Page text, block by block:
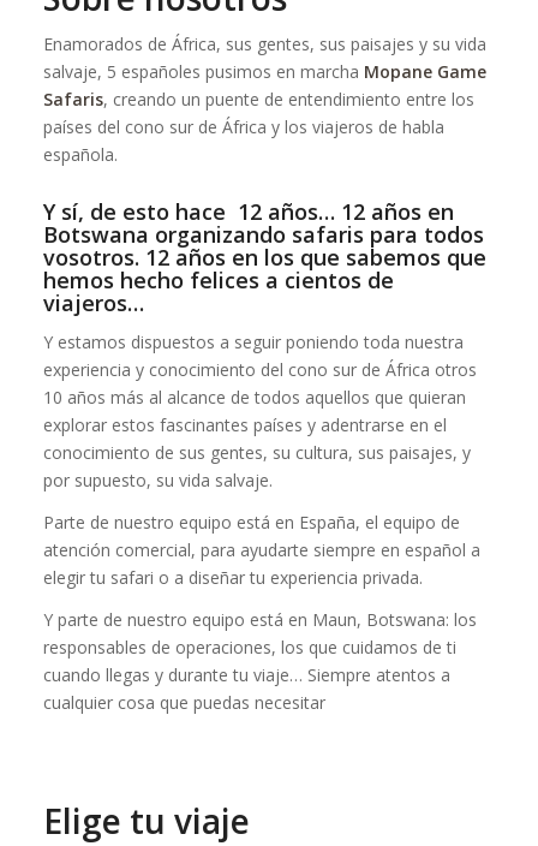
Enamorados de África, sus gentes, sus paisajes y su vida
salvaje, 5 españoles pusimos en marcha Mopane Game
Safaris, creando un puente de entendimiento entre los
países del cono sur de África y los viajeros de habla
española.
Y sí, de esto hace 12 años… 12 años en
Botswana organizando safaris para todos
vosotros. 12 años en los que sabemos que
hemos hecho felices a cientos de
viajeros…
Y estamos dispuestos a seguir poniendo toda nuestra
experiencia y conocimiento del cono sur de África otros
10 años más al alcance de todos aquellos que quieran
explorar estos fascinantes países y adentrarse en el
conocimiento de sus gentes, su cultura, sus paisajes, y
por supuesto, su vida salvaje.
Parte de nuestro equipo está en España, el equipo de
atención comercial, para ayudarte siempre en español a
elegir tu safari o a diseñar tu experiencia privada.
Y parte de nuestro equipo está en Maun, Botswana: los
responsables de operaciones, los que cuidamos de ti
cuando llegas y durante tu viaje… Siempre atentos a
cualquier cosa que puedas necesitar
Elige tu viaje